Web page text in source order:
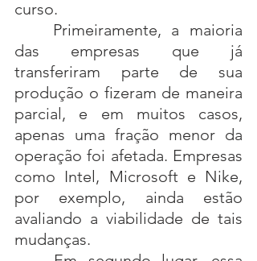
curso.
das empresas que já
transferiram parte de sua
produção o fizeram de maneira
parcial, e em muitos casos,
apenas uma fração menor da
operação foi afetada. Empresas
como Intel, Microsoft e Nike,
por exemplo, ainda estão
avaliando a viabilidade de tais
mudanças.